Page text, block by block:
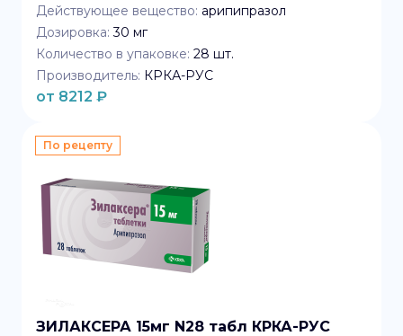
Действующее вещество: арипипразол
Дозировка: 30 мг
Количество в упаковке: 28 шт.
Производитель: КРКА-РУС
от 8212 ₽
По рецепту
ЗИЛАКСЕРА 15мг N28 табл КРКА-РУС